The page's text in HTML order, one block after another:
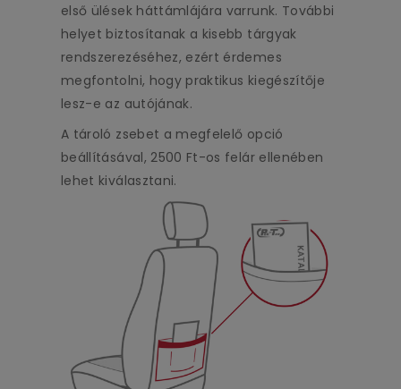
első ülések háttámlájára varrunk. További
helyet biztosítanak a kisebb tárgyak
rendszerezéséhez, ezért érdemes
megfontolni, hogy praktikus kiegészítője
lesz-e az autójának.
A tároló zsebet a megfelelő opció
beállításával, 2500 Ft-os felár ellenében
lehet kiválasztani.